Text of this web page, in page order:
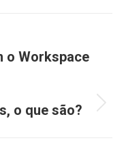
o Workspace
o que são?